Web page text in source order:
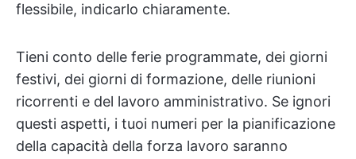
flessibile, indicarlo chiaramente.
Tieni conto delle ferie programmate, dei giorni
festivi, dei giorni di formazione, delle riunioni
ricorrenti e del lavoro amministrativo. Se ignori
questi aspetti, i tuoi numeri per la pianificazione
della capacità della forza lavoro saranno